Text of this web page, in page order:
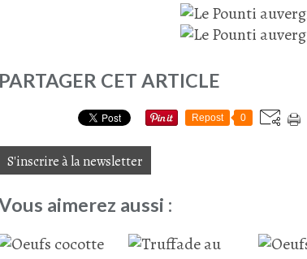
PARTAGER CET ARTICLE
Repost 0
S'inscrire à la newsletter
aimerez aussi :